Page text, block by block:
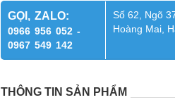
GỌI, ZALO:
0966 956 052 -
0967 549 142
Số 62, Ngõ
Hoàng Mai,
THÔNG TIN SẢN PHẨM